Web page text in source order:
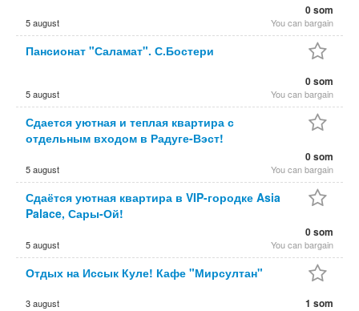
5 august
0 som
You can bargain
Пансионат "Саламат". С.Бостери
5 august
0 som
You can bargain
Сдается уютная и теплая квартира с
отдельным входом в Радуге-Вэст!
5 august
0 som
You can bargain
Сдаётся уютная квартира в VIP-городке Asia
Palace, Сары-Ой!
5 august
0 som
You can bargain
Отдых на Иссык Куле! Кафе "Мирсултан"
3 august 1 som